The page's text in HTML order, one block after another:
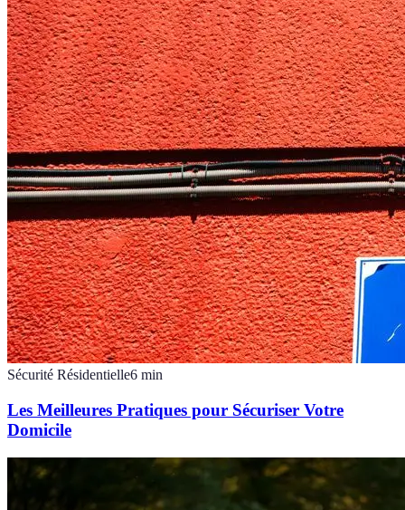
Sécurité Résidentielle6 min
Les Meilleures Pratiques pour Sécuriser Votre
Domicile